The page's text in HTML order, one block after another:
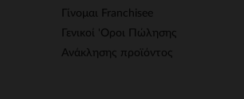
Γίνομαι Franchisee
Γενικοί 'Οροι Πώλησης
Ανάκλησης προϊόντος